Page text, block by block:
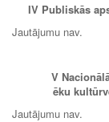
IV Publiskās
Jautājumu nav.
V
ēku
Jautājumu nav.